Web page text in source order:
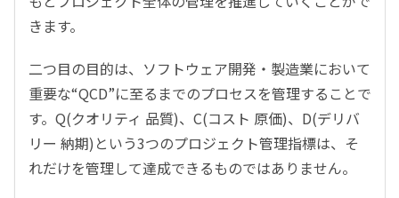
きます。
二つ目の目的は、ソフトウェア開発・製造業において
重要な“QCD”に至るまでのプロセスを管理することで
す。Q(クオリティ 品質)、C(コスト 原価)、D(デリバ
リー 納期)という3つのプロジェクト管理指標は、そ
れだけを管理して達成できるものではありません。